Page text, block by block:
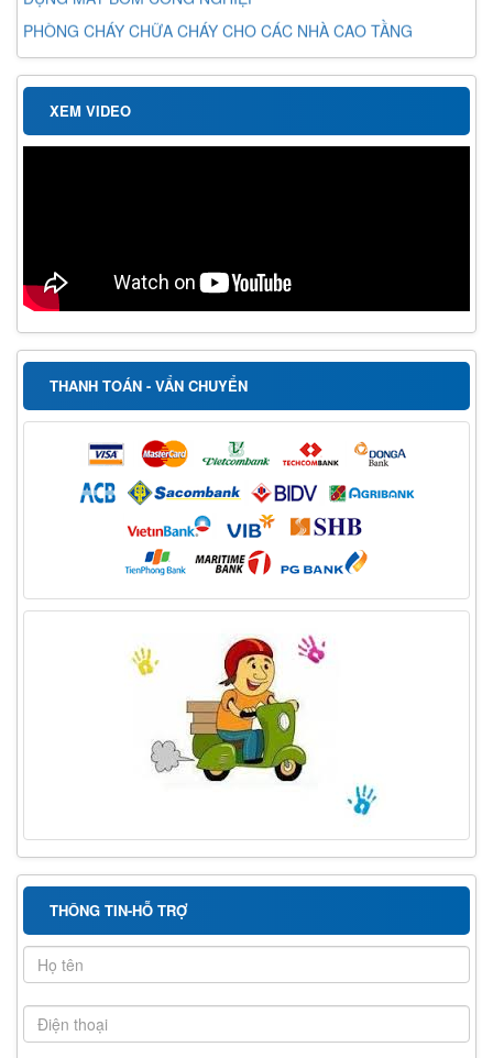
PHÒNG CHÁY CHỮA CHÁY CHO CÁC NHÀ CAO TẦNG
XEM VIDEO
THANH TOÁN - VẨN CHUYỂN
THÔNG TIN-HỖ TRỢ